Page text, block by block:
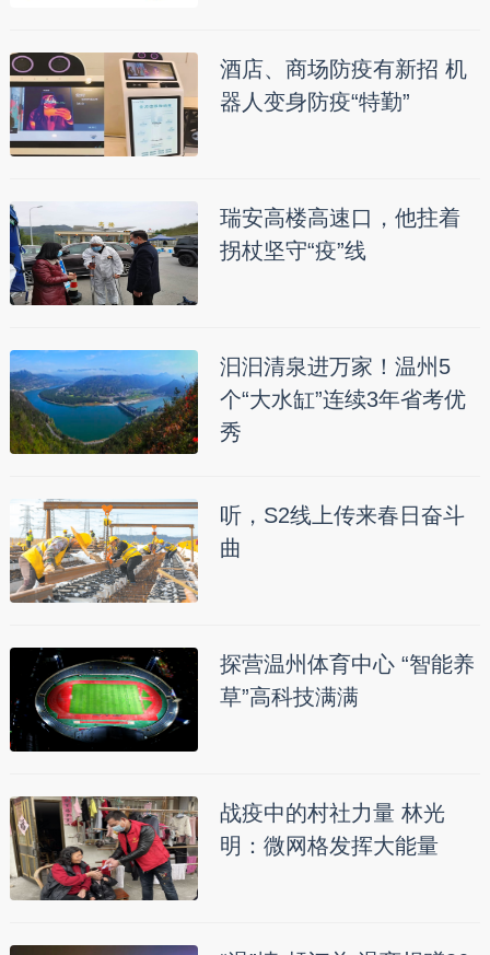
酒店、商场防疫有新招 机
器人变身防疫“特勤”
瑞安高楼高速口，他拄着
拐杖坚守“疫”线
汩汩清泉进万家！温州5
个“大水缸”连续3年省考优
秀
听，S2线上传来春日奋斗
曲
探营温州体育中心 “智能养
草”高科技满满
战疫中的村社力量 林光
明：微网格发挥大能量